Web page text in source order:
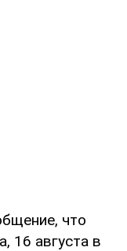
что
16 августа в